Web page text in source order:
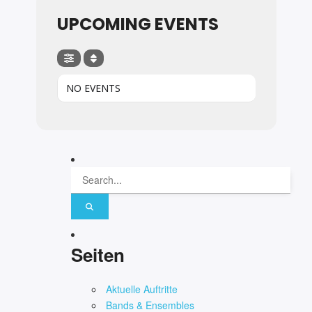
UPCOMING EVENTS
NO EVENTS
Seiten
Aktuelle Auftritte
Bands & Ensembles